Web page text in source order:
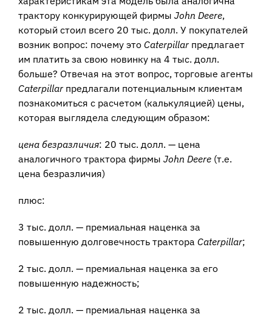
трактору конкурирующей фирмы John Deere,
который стоил всего 20 тыс. долл. У покупателей
возник вопрос: почему это Caterpillar предлагает
им платить за свою новинку на 4 тыс. долл.
больше? Отвечая на этот вопрос, торговые агенты
Caterpillar предлагали потенциальным клиентам
познакомиться с расчетом (калькуляцией) цены,
которая выглядела следующим образом:
цена безразличия: 20 тыс. долл. — цена
аналогичного трактора фирмы John Deere (т.е.
цена безразличия)
плюс:
3 тыс. долл. — премиальная наценка за
повышенную долговечность трактора Caterpillar;
2 тыс. долл. — премиальная наценка за его
повышенную надежность;
2 тыс. долл. — премиальная наценка за